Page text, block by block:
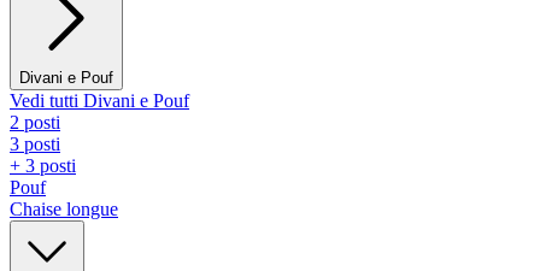
Divani e Pouf
Vedi tutti Divani e Pouf
2 posti
3 posti
+ 3 posti
Pouf
Chaise longue